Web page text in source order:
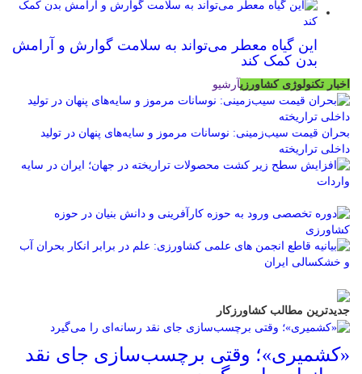
این گیاه معطر می‌تواند به سلامت گوارش و آرامش
بدن کمک کند
اخبار تکنولوژی کشاورزیآرشیو
بحران قیمت سیب‌زمینی: نوسانات مرموز و سایه‌های پنهان در تولید
داخلی تراریخته
جدیدترین مطالب کشاورزکار
«کشمیری»؛ وقتی برچسب‌سازی جای نقد